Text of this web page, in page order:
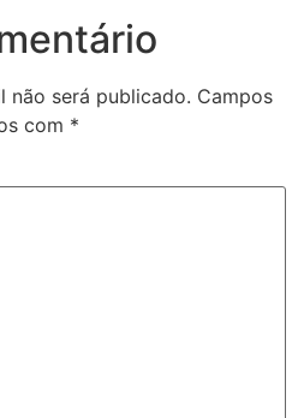
não será publicado. Campos
com *